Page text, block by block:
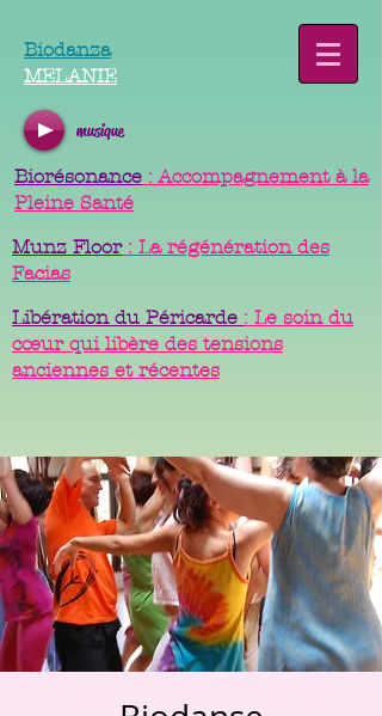
Biodanza
MELANIE
musique
Biorésonance : Accompagnement à la
Pleine Santé
Munz Floor: La régénération des
Facias
Libération du Péricarde : Le soin du
cœur qui libère des tensions
anciennes et récentes